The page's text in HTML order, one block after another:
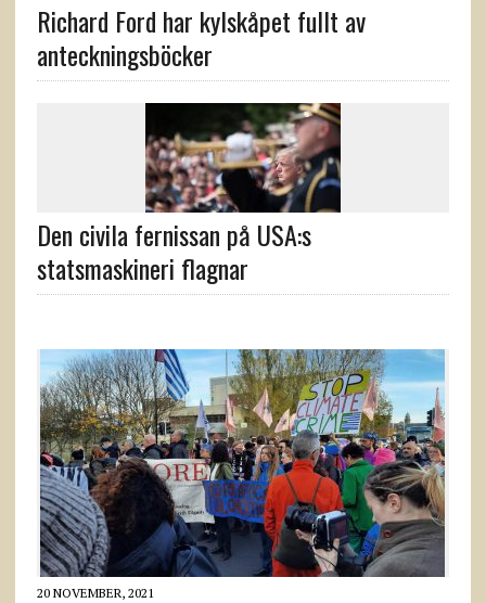
Richard Ford har kylskåpet fullt av
anteckningsböcker
Den civila fernissan på USA:s
statsmaskineri flagnar
20 NOVEMBER, 2021